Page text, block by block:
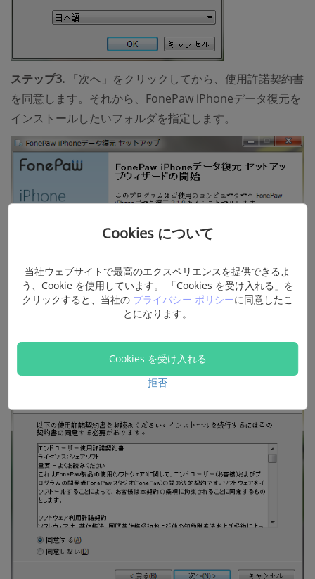
ステップ3. 「次へ」をクリックしてから、使用許諾契約書
を同意します。それから、FonePaw iPhoneデータ復元を
インストールしたいフォルダを指定します。
Cookies について
当社ウェブサイトで最高のエクスペリエンスを提供できるよ
う、Cookie を使用しています。 「Cookies を受け入れる」を
クリックすると、当社の プライバシー ポリシーに同意したこ
とになります。
Cookies を受け入れる
拒否